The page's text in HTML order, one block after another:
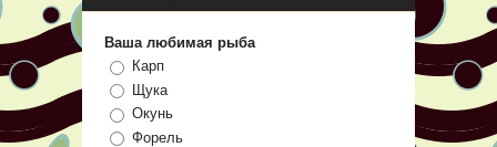
Ваша любимая рыба
Карп
Щука
Окунь
Форель